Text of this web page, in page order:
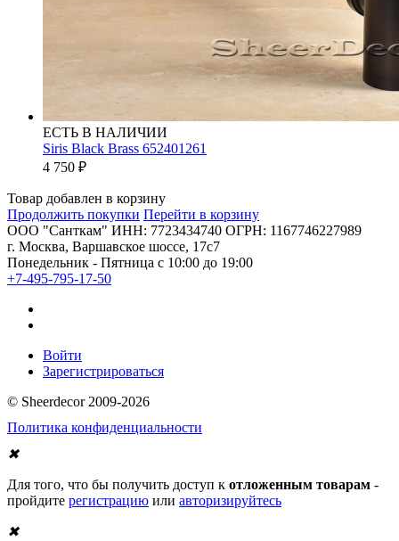
ЕСТЬ В НАЛИЧИИ
Siris Black Brass 652401261
4 750 ₽
Товар добавлен в корзину
Продолжить покупки Перейти в корзину
ООО "Санткам" ИНН: 7723434740 ОГРН: 1167746227989
г. Москва, Варшавское шоссе, 17с7
Понедельник - Пятница с 10:00 до 19:00
+7-495-795-17-50
Войти
Зарегистрироваться
© Sheerdecor 2009-2026
Политика конфиденциальности
✖
Для того, что бы получить доступ к отложенным товарам -
пройдите регистрацию или авторизируйтесь
✖